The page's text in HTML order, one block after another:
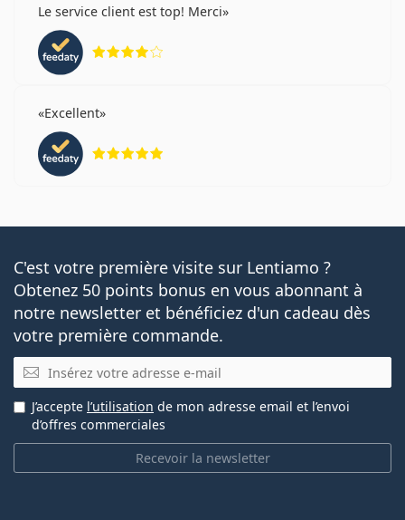
Le service client est top! Merci
Excellent
C'est votre première visite sur Lentiamo ?
Obtenez 50 points bonus en vous abonnant à
notre newsletter et bénéficiez d'un cadeau dès
votre première commande.
E-mail
Recevoir la newsletter
J’accepte l’utilisation de mon adresse email et l’envoi
d’offres commerciales